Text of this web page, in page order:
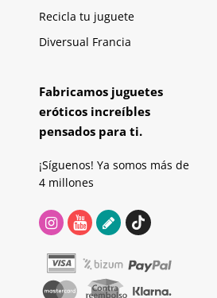
Recicla tu juguete
Diversual Francia
Fabricamos juguetes
eróticos increíbles
pensados para ti.
¡Síguenos! Ya somos más de
4 millones